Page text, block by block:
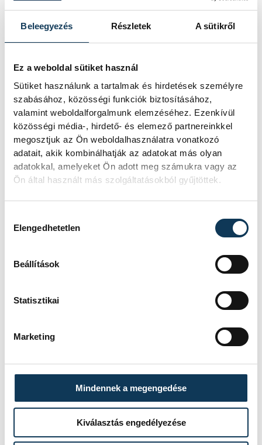
Beleegyezés Részletek A sütikről
Ez a weboldal sütiket használ
Sütiket használunk a tartalmak és hirdetések személyre
szabásához, közösségi funkciók biztosításához,
valamint weboldalforgalmunk elemzéséhez. Ezenkívül
közösségi média-, hirdető- és elemező partnereinkkel
megosztjuk az Ön weboldalhasználatra vonatkozó
adatait, akik kombinálhatják az adatokat más olyan
adatokkal, amelyeket Ön adott meg számukra vagy az
Ön által használt más szolgáltatásokból gyűjtöttek.
Elengedhetetlen
Beállítások
Statisztikai
Marketing
Mindennek a megengedése
Kiválasztás engedélyezése
Érdekes módon Csongrád-Csanád
vármegye – amely az ország egyik
legmelegebb térsége – ennél kisebb
többlethalálozást mutatott. A kutatók
szerint ennek oka lehet, hogy az ott élők
hosszabb ideje alkalmazkodnak a
rendszeres hőhullámokhoz, valamint a
térségben magasabb a légkondicionált
lakások aránya.
A szerzők ábrája a HungaroMet adatai
A felkészülés kulcsfontosságú
Az eredmények alapján a hőhullámok
egészségügyi hatásait nem kizárólag az